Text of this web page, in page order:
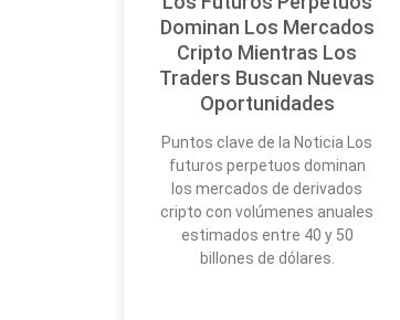
Dominan Los Mercados
Cripto Mientras Los
Traders Buscan Nuevas
Oportunidades
Puntos clave de la Noticia Los
futuros perpetuos dominan
los mercados de derivados
cripto con volúmenes anuales
estimados entre 40 y 50
billones de dólares.